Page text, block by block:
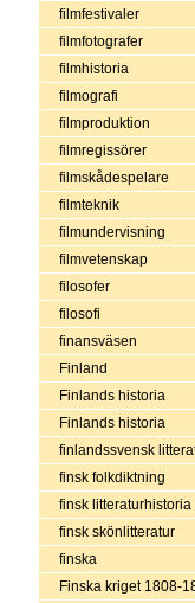
filmfestivaler
filmfotografer
filmhistoria
filmografi
filmproduktion
filmregissörer
filmskådespelare
filmteknik
filmundervisning
filmvetenskap
filosofer
filosofi
finansväsen
Finland
Finlands historia
Finlands historia
finlandssvensk
finsk folkdiktning
finsk litteraturhistoria
finsk skönlitteratur
finska
Finska kriget 1808-